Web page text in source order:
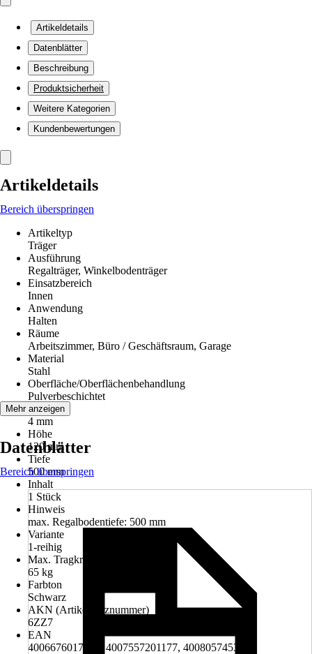
Artikeldetails
Datenblätter
Beschreibung
Produktsicherheit
Weitere Kategorien
Kundenbewertungen
Artikeldetails
Bereich überspringen
Artikeltyp
Träger
Ausführung
Regalträger, Winkelbodenträger
Einsatzbereich
Innen
Anwendung
Halten
Räume
Arbeitszimmer, Büro / Geschäftsraum, Garage
Material
Stahl
Oberfläche/Oberflächenbehandlung
Pulverbeschichtet
Breite
4 mm
Höhe
120 mm
Tiefe
500 mm
Inhalt
1 Stück
Hinweis
max. Regalbodentiefe: 500 mm
Variante
1-reihig
Max. Tragkraft
65 kg
Farbton
Schwarz
AKN (Artikelkurznummer)
6ZZ7
EAN
4006676017812, 4007557201177, 4008057453950
Mehr anzeigen
Datenblätter
Bereich überspringen